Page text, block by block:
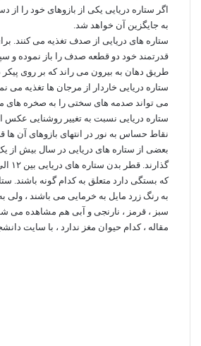
اگر ستاره دریایی یکی از بازوهای خود را از
به جایگزین آن خواهد شد.
ستاره‏ های دریایی از صدف تغذیه می کنند.
قدرتمند خود دو قطعه صدف را باز نموده و
طریق دهان به بیرون می ‏راند که بر روی
ستاره‏ دریایی خاردار از مرجان‏ ها تغذیه می
می ‏تواند صدمه‏ های سختی را به صخره‏ های
ستاره‏ دریایی نسبت به تغییر روشنایی عکس
نقاط حساس به نور در انتهای بازوهای آن ها
بعضی از ستاره‏ های دریایی در سال بیش از
که بستگی دارد متعلق به کدام گونه باشند.
به رنگ زرد مایل به خرمایی می باشند ، ولی
سبز ، قرمز ، نارنجی و آبی هم مشاهده می
مقاله ،کدام حیوان مغز ندارد ، با سایت